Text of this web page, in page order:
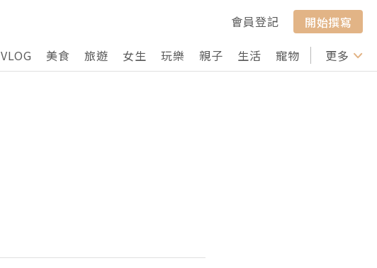
會員登記
開始撰寫
VLOG 美食 旅遊 女生 玩樂 親子 生活 寵物 行山 打卡
更多